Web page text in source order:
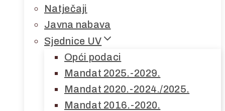
Natječaji
Javna nabava
Sjednice UV
Opći podaci
Mandat 2025.-2029.
Mandat 2020.-2024./2025.
Mandat 2016.-2020.